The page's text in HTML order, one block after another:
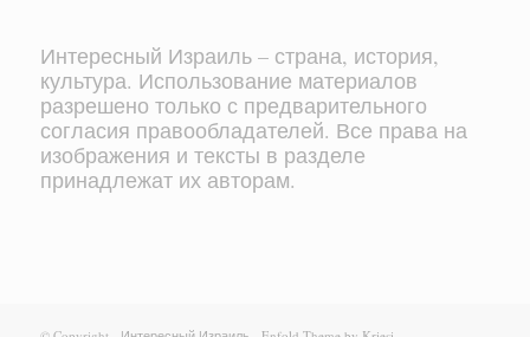
Интересный Израиль – страна, история,
культура. Использование материалов
разрешено только с предварительного
согласия правообладателей. Все права на
изображения и тексты в разделе
принадлежат их авторам.